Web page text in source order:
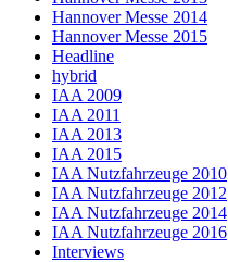
Hannover Messe 2014
Hannover Messe 2015
Headline
hybrid
IAA 2009
IAA 2011
IAA 2013
IAA 2015
IAA Nutzfahrzeuge 2010
IAA Nutzfahrzeuge 2012
IAA Nutzfahrzeuge 2014
IAA Nutzfahrzeuge 2016
Interviews